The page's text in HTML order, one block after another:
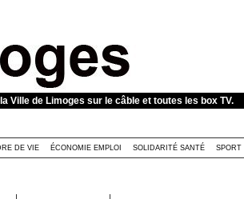
Ville de Limoges sur le câble et toutes les box TV.
DE VIE ÉCONOMIE EMPLOI SOLIDARITÉ SANTÉ SPORT